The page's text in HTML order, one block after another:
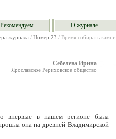
Рекомендуем О журнале
журнала / Номер 23 / Время собирать камни
Себелева Ирина
Ярославское Рериховское общество
впервые в нашем регионе была
она на древней Владимирской